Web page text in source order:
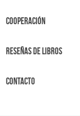
Cooperación
Reseñas de libros
Contacto